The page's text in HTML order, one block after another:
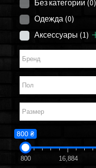
Без категории (0)
Одежда (0)
Аксессуары (1)
800 ₴
800 16,884